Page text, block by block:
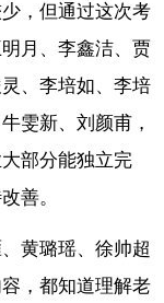
，但通过这次考
月、李鑫洁、贾
、李培如、李培
雯新、刘颜甫，
部分能独立完
善。
黄璐瑶、徐帅超
，都知道理解老